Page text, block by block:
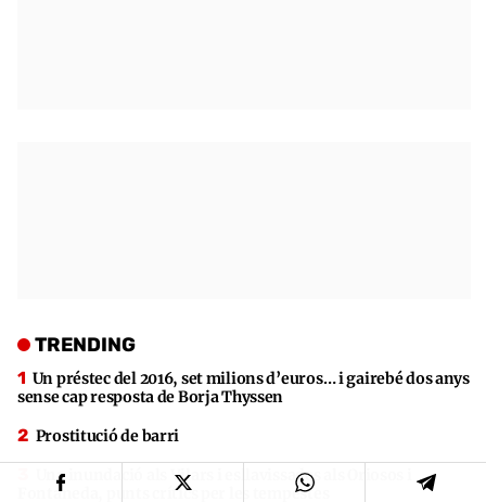
TRENDING
Un préstec del 2016, set milions d’euros… i gairebé dos anys
sense cap resposta de Borja Thyssen
Prostitució de barri
Una inundació als Vilars i esllavissades als Oriosos i
Fontaneda, punts crítics per les tempestes